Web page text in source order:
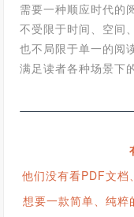
需要一种顺应时代的
不受限于时间、空间
也不局限于单一的阅
满足读者各种场景下
他们没有看PDF文档
想要一款简单、纯粹